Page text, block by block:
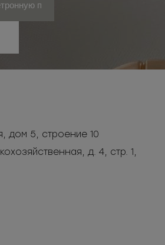
дом 5, строение 10
д. 4, стр. 1,